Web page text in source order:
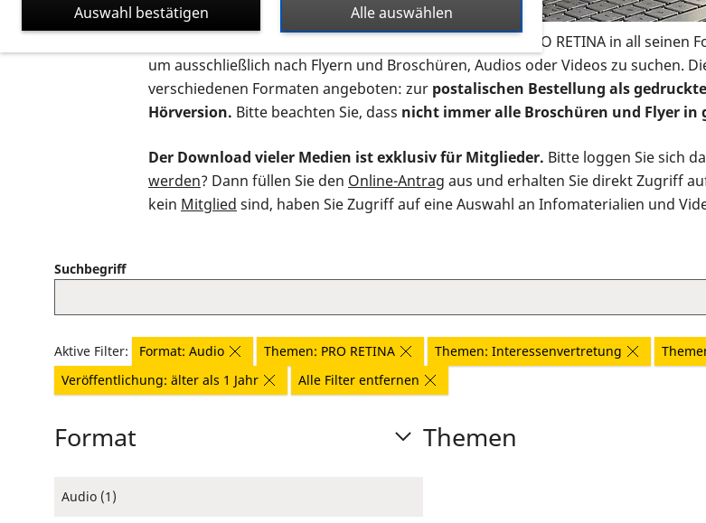
Auf dieser Seite finden Sie sämtliches Infomaterial der PRO RETINA in all
um ausschließlich nach Flyern und Broschüren, Audios oder Videos zu suchen.
verschiedenen Formaten angeboten: zur postalischen Bestellung als
Hörversion. Bitte beachten Sie, dass nicht immer alle Broschüren und Flyer
Der Download vieler Medien ist exklusiv für Mitglieder. Bitte loggen Sie sich
werden? Dann füllen Sie den Online-Antrag aus und erhalten Sie direkt Zugriff
kein Mitglied sind, haben Sie Zugriff auf eine Auswahl an Infomaterialien und
Suchbegriff
Aktive Filter: Format: Audio Themen: PRO RETINA Themen: Interessenvertretung
Veröffentlichung: älter als 1 Jahr
Alle Filter entfernen
Format
Audio (1)
Themen
Alle auswählen
Auswahl bestätigen